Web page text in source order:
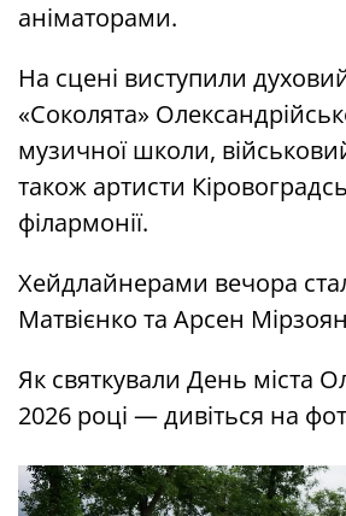
аніматорами.
На сцені виступили
«Соколята»
музичної школи,
також артисти
філармонії.
Хейдлайнерами вечора
Матвієнко та Арсен
Як святкували День міста
2026 році — дивіться на